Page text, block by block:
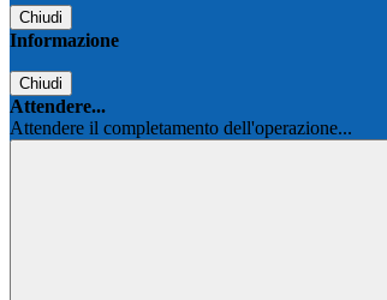
Chiudi
Informazione
Chiudi
Attendere...
Attendere il completamento dell'operazione...